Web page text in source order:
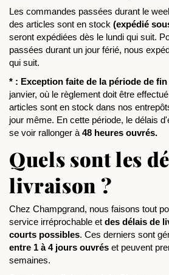
Les commandes passées durant le
des articles sont en stock (expédié
seront expédiées dès le lundi qui suit.
passées durant un jour férié, nous
qui suit.
* : Exception faite de la période de
janvier, où le règlement doit être
articles sont en stock dans nos
jour même. En cette période, le délais
se voir rallonger à 48 heures ouvrés.
Quels sont les
livraison ?
Chez Champgrand, nous faisons tout
service irréprochable et des délais de
courts possibles
entre 1 à 4 jours ouvrés et peuvent
semaines.